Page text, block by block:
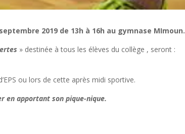
2019 de 13h à 16h au gymnase MImoun.
» destinée à tous les élèves du collège , seront :
ou lors de cette après midi sportive.
en apportant son pique-nique.